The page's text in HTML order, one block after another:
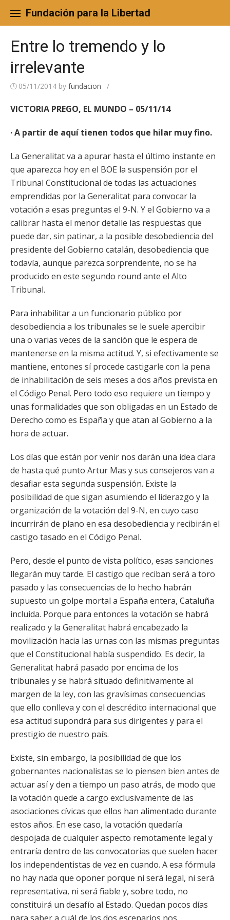
content
Fundación para la Libertad
Entre lo tremendo y lo
irrelevante
05/11/2014 by fundacion /
VICTORIA PREGO, EL MUNDO – 05/11/14
· A partir de aquí tienen todos que hilar muy fino.
La Generalitat va a apurar hasta el último instante en
que aparezca hoy en el BOE la suspensión por el
Tribunal Constitucional de todas las actuaciones
emprendidas por la Generalitat para convocar la
votación a esas preguntas el 9-N. Y el Gobierno va a
calibrar hasta el menor detalle las respuestas que
puede dar, sin patinar, a la posible desobediencia del
presidente del Gobierno catalán, desobediencia que
todavía, aunque parezca sorprendente, no se ha
producido en este segundo round ante el Alto
Tribunal.
Para inhabilitar a un funcionario público por
desobediencia a los tribunales se le suele apercibir
una o varias veces de la sanción que le espera de
mantenerse en la misma actitud. Y, si efectivamente se
mantiene, entones sí procede castigarle con la pena
de inhabilitación de seis meses a dos años prevista en
el Código Penal. Pero todo eso requiere un tiempo y
unas formalidades que son obligadas en un Estado de
Derecho como es España y que atan al Gobierno a la
hora de actuar.
Los días que están por venir nos darán una idea clara
de hasta qué punto Artur Mas y sus consejeros van a
desafiar esta segunda suspensión. Existe la
posibilidad de que sigan asumiendo el liderazgo y la
organización de la votación del 9-N, en cuyo caso
incurrirán de plano en esa desobediencia y recibirán el
castigo tasado en el Código Penal.
Pero, desde el punto de vista político, esas sanciones
llegarán muy tarde. El castigo que reciban será a toro
pasado y las consecuencias de lo hecho habrán
supuesto un golpe mortal a España entera, Cataluña
incluida. Porque para entonces la votación se habrá
realizado y la Generalitat habrá encabezado la
movilización hacia las urnas con las mismas preguntas
que el Constitucional había suspendido. Es decir, la
Generalitat habrá pasado por encima de los
tribunales y se habrá situado definitivamente al
margen de la ley, con las gravísimas consecuencias
que ello conlleva y con el descrédito internacional que
esa actitud supondrá para sus dirigentes y para el
prestigio de nuestro país.
Existe, sin embargo, la posibilidad de que los
gobernantes nacionalistas se lo piensen bien antes de
actuar así y den a tiempo un paso atrás, de modo que
la votación quede a cargo exclusivamente de las
asociaciones cívicas que ellos han alimentado durante
estos años. En ese caso, la votación quedaría
despojada de cualquier aspecto remotamente legal y
entraría dentro de las convocatorias que suelen hacer
los independentistas de vez en cuando. A esa fórmula
no hay nada que oponer porque ni será legal, ni será
representativa, ni será fiable y, sobre todo, no
constituirá un desafío al Estado. Quedan pocos días